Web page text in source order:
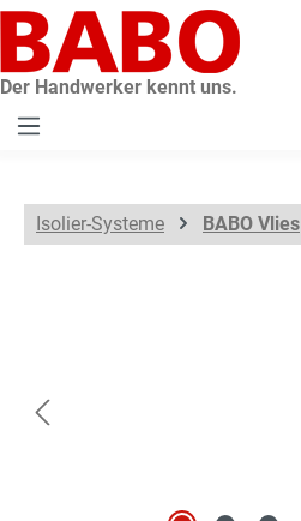
springen
Der Handwerker kennt uns.
Isolier-Systeme BABO Vlies